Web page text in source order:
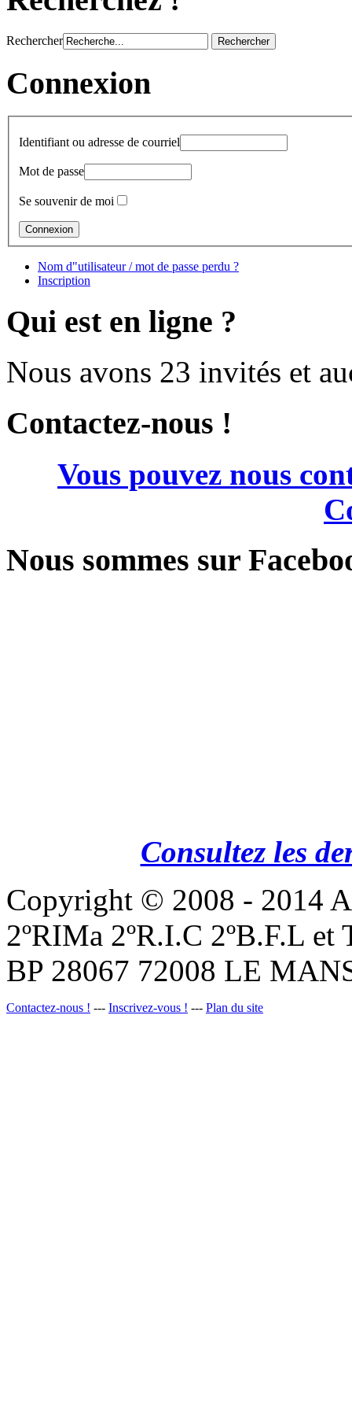
Rechercher
Connexion
Identifiant ou adresse de courriel
Mot de passe
Se souvenir de moi
Nom d"utilisateur / mot de passe perdu ?
Inscription
Qui est en ligne ?
Nous avons 23 invités et
Contactez-nous !
Vous pouvez nous
Nous sommes sur
Consultez les
Copyright © 2008 - 2014
2ºRIMa 2ºR.I.C 2ºB.F.L
BP 28067 72008 LE
Contactez-nous ! --- Inscrivez-vous ! --- Plan du site